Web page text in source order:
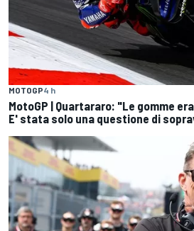
MOTOGP4 h
MotoGP | Quartararo: "Le gomme
E' stata solo una questione di